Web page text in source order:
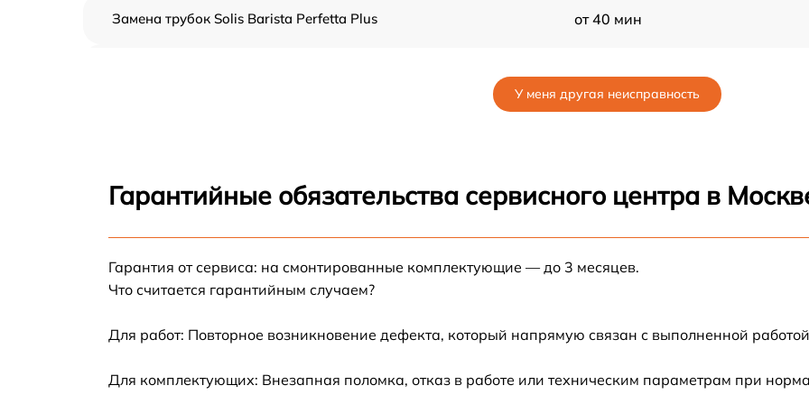
Замена трубок Solis Barista Perfetta Plus от 40 мин
Декальцинация Solis Barista Perfetta Plus от 30 мин
Plus
У меня другая неисправность
Гарантийные обязательства сервисного центра в
Гарантия от сервиса: на смонтированные комплектующие — до 3 месяцев.
Что считается гарантийным случаем?
Для работ: Повторное возникновение дефекта, который напрямую связан с выполненной
Для комплектующих: Внезапная поломка, отказ в работе или техническим параметрам при